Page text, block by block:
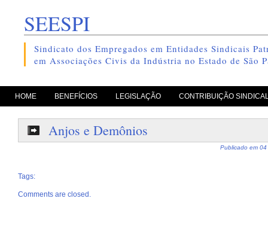
SEESPI
Sindicato dos Empregados em Entidades Sindicais
em Associações Civis da Indústria no Estado de São
pule para o conteúdo
HOME BENEFÍCIOS LEGISLAÇÃO CONTRIBUIÇÃO
Anjos e Demônios
Publicado em 04
Tags:
Comments are closed.